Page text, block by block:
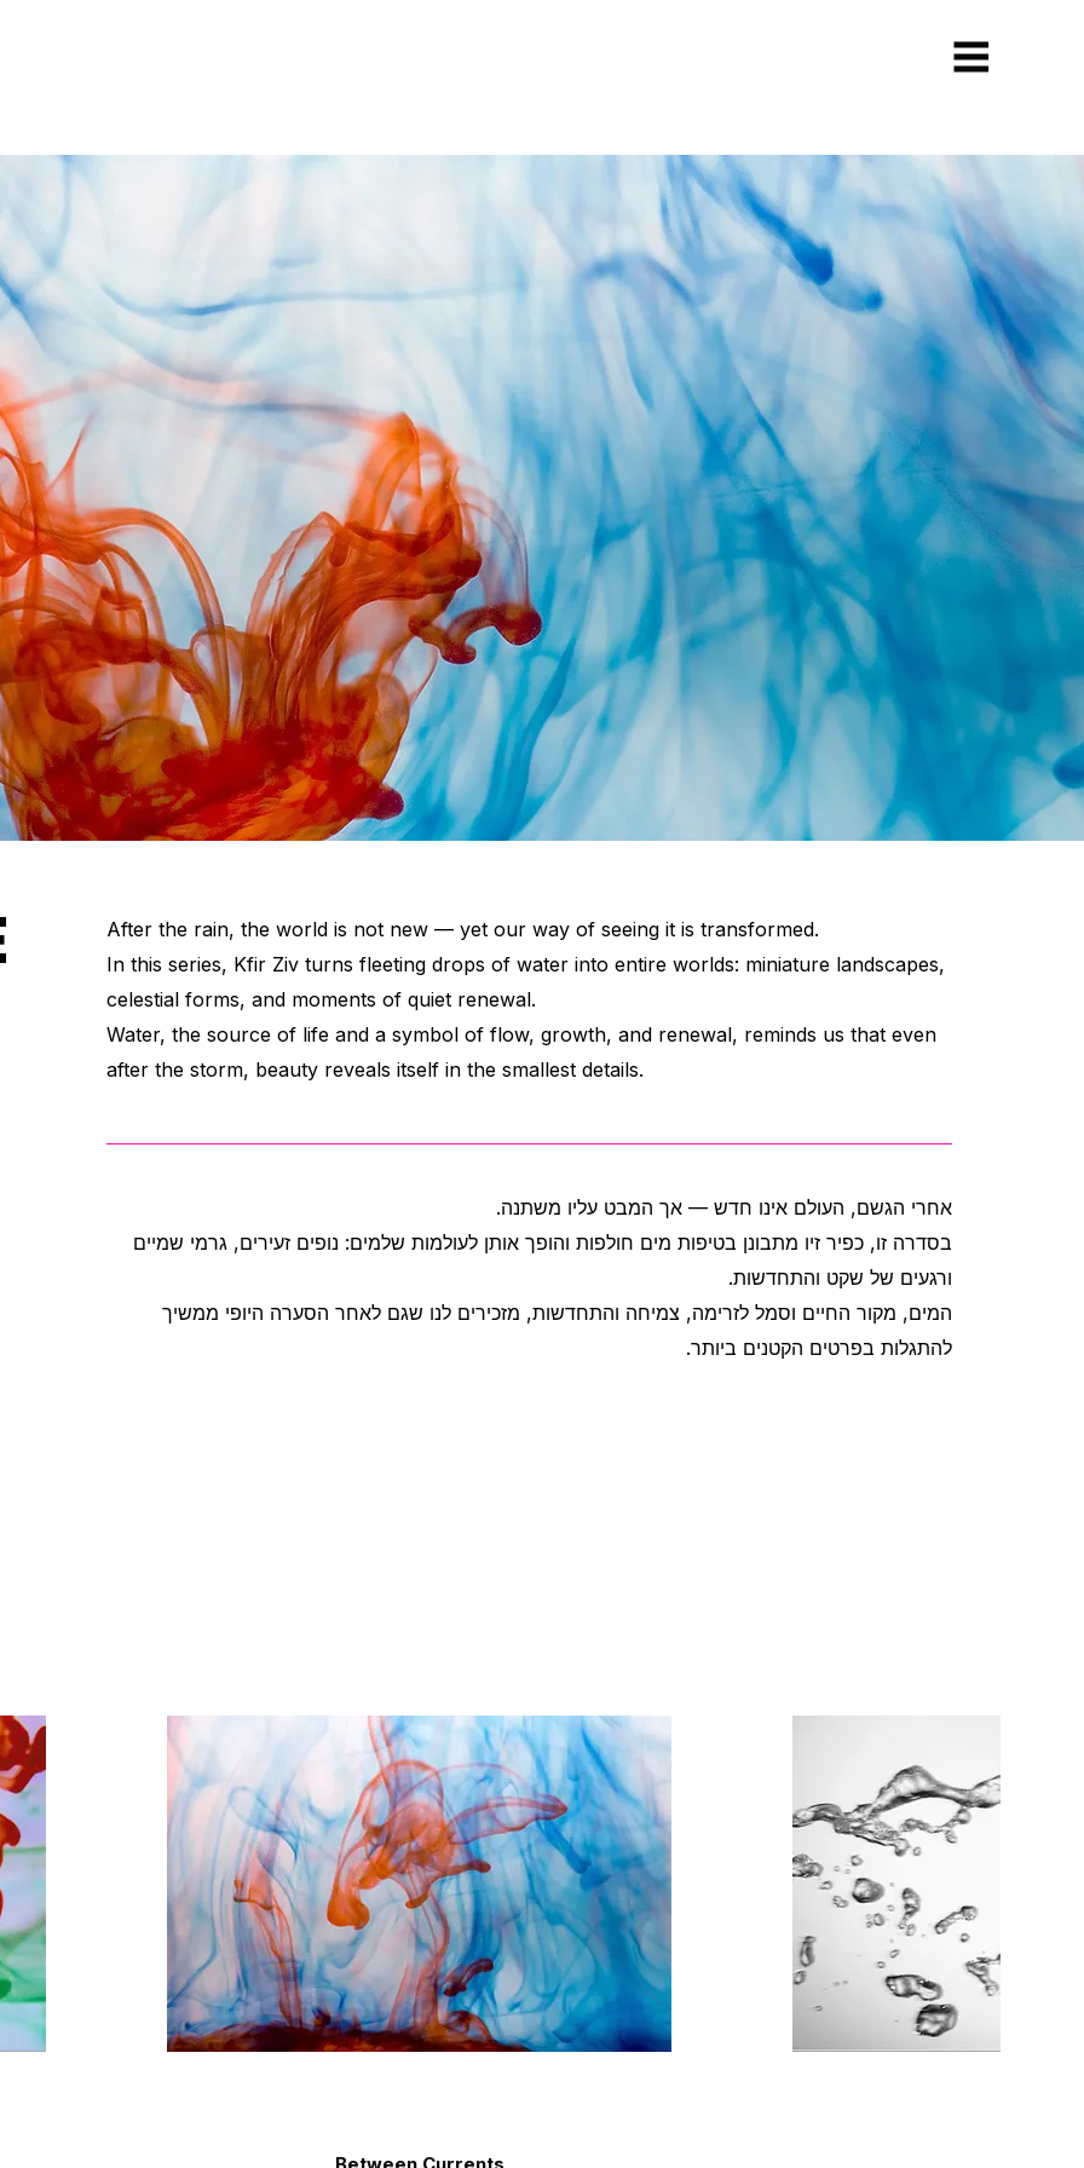
After the rain, the world is not new — yet our way of seeing it is transformed.
In this series, Kfir Ziv turns fleeting drops of water into entire worlds: miniature landscapes,
celestial forms, and moments of quiet renewal.
Water, the source of life and a symbol of flow, growth, and renewal, reminds us that even
after the storm, beauty reveals itself in the smallest details.
אחרי הגשם, העולם אינו חדש — אך המבט עליו משתנה.
בסדרה זו, כפיר זיו מתבונן בטיפות מים חולפות והופך אותן לעולמות שלמים: נופים זעירים, גרמי שמיים
ורגעים של שקט והתחדשות.
המים, מקור החיים וסמל לזרימה, צמיחה והתחדשות, מזכירים לנו שגם לאחר הסערה היופי ממשיך
להתגלות בפרטים הקטנים ביותר.